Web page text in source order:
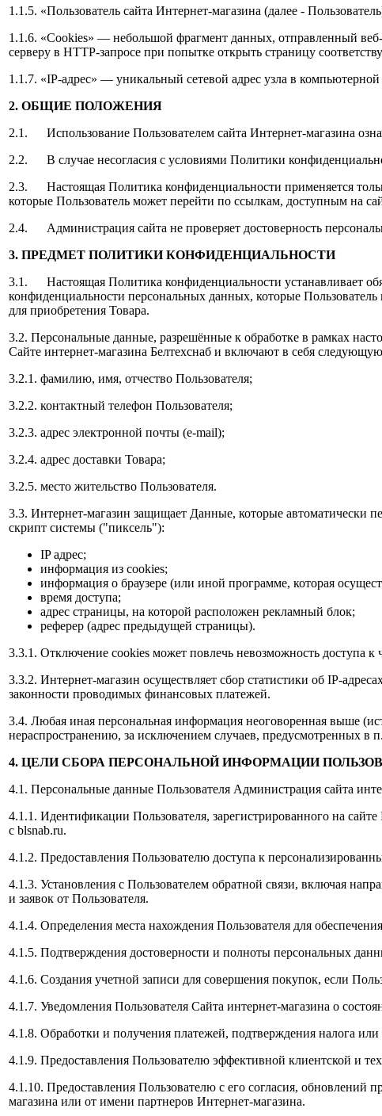
1.1.5. «Пользователь сайта Интернет-магазина (далее ‑
1.1.6. «Cookies» — небольшой фрагмент данных, отправленный
серверу в HTTP-запросе при попытке открыть страницу
1.1.7. «IP-адрес» — уникальный сетевой адрес узла в
2. ОБЩИЕ ПОЛОЖЕНИЯ
2.1. Использование Пользователем сайта Интернет-магазина
2.2. В случае несогласия с условиями Политики
2.3. Настоящая Политика конфиденциальности применяется
которые Пользователь может перейти по ссылкам, доступным на
2.4. Администрация сайта не проверяет достоверность
3. ПРЕДМЕТ ПОЛИТИКИ КОНФИДЕНЦИАЛЬНОСТИ
3.1. Настоящая Политика конфиденциальности устанавливает
конфиденциальности персональных данных, которые
для приобретения Товара.
3.2. Персональные данные, разрешённые к обработке в рамках
Сайте интернет-магазина Белтехснаб и включают в себя
3.2.1. фамилию, имя, отчество Пользователя;
3.2.2. контактный телефон Пользователя;
3.2.3. адрес электронной почты (e-mail);
3.2.4. адрес доставки Товара;
3.2.5. место жительство Пользователя.
3.3. Интернет-магазин защищает Данные, которые автоматически
скрипт системы ("пиксель"):
IP адрес;
информация из cookies;
информация о браузере (или иной программе, которая
время доступа;
адрес страницы, на которой расположен рекламный блок;
реферер (адрес предыдущей страницы).
3.3.1. Отключение cookies может повлечь невозможность доступа
3.3.2. Интернет-магазин осуществляет сбор статистики об IP-
законности проводимых финансовых платежей.
3.4. Любая иная персональная информация неоговоренная выше
нераспространению, за исключением случаев, предусмотренных
4. ЦЕЛИ СБОРА ПЕРСОНАЛЬНОЙ ИНФОРМАЦИИ
4.1. Персональные данные Пользователя Администрация сайта
4.1.1. Идентификации Пользователя, зарегистрированного на
с blsnab.ru.
4.1.2. Предоставления Пользователю доступа к
4.1.3. Установления с Пользователем обратной связи, включая
и заявок от Пользователя.
4.1.4. Определения места нахождения Пользователя для
4.1.5. Подтверждения достоверности и полноты персональных
4.1.6. Создания учетной записи для совершения покупок, если
4.1.7. Уведомления Пользователя Сайта интернет-магазина о
4.1.8. Обработки и получения платежей, подтверждения налога
4.1.9. Предоставления Пользователю эффективной клиентской и
4.1.10. Предоставления Пользователю с его согласия,
магазина или от имени партнеров Интернет-магазина.